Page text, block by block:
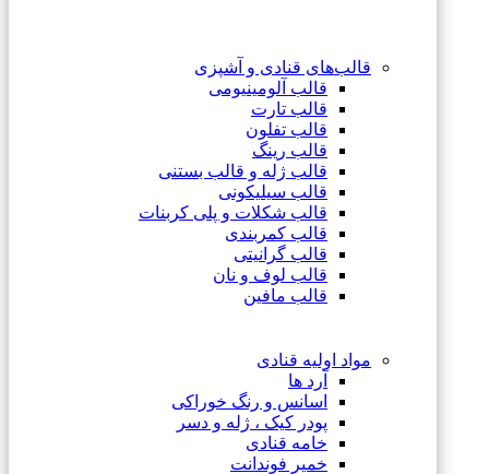
قالب‌های قنادی و آشپزی
قالب آلومینیومی
قالب تارت
قالب تفلون
قالب رینگ
قالب ژله و قالب بستنی
قالب سیلیکونی
قالب شکلات و پلی کربنات
قالب کمربندی
قالب گرانیتی
قالب لوف و نان
قالب مافین
مواد اولیه قنادی
آرد ها
اسانس و رنگ خوراکی
پودر کیک ، ژله و دسر
خامه قنادی
خمیر فوندانت